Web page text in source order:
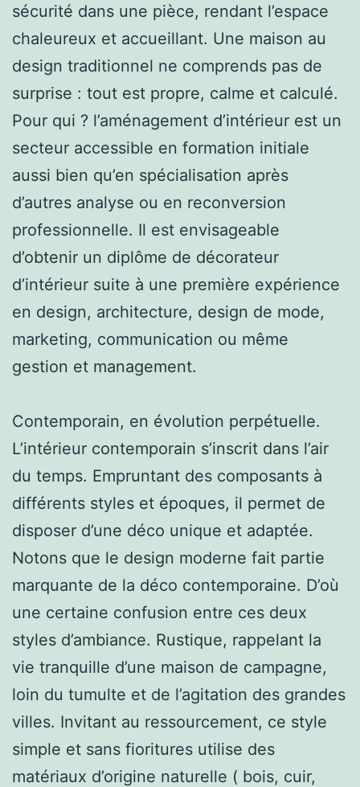
sécurité dans une pièce, rendant l’espace
chaleureux et accueillant. Une maison au
design traditionnel ne comprends pas de
surprise : tout est propre, calme et calculé.
Pour qui ? l’aménagement d’intérieur est un
secteur accessible en formation initiale
aussi bien qu’en spécialisation après
d’autres analyse ou en reconversion
professionnelle. Il est envisageable
d’obtenir un diplôme de décorateur
d’intérieur suite à une première expérience
en design, architecture, design de mode,
marketing, communication ou même
gestion et management.
Contemporain, en évolution perpétuelle.
L’intérieur contemporain s’inscrit dans l’air
du temps. Empruntant des composants à
différents styles et époques, il permet de
disposer d’une déco unique et adaptée.
Notons que le design moderne fait partie
marquante de la déco contemporaine. D’où
une certaine confusion entre ces deux
styles d’ambiance. Rustique, rappelant la
vie tranquille d’une maison de campagne,
loin du tumulte et de l’agitation des grandes
villes. Invitant au ressourcement, ce style
simple et sans fioritures utilise des
matériaux d’origine naturelle ( bois, cuir,